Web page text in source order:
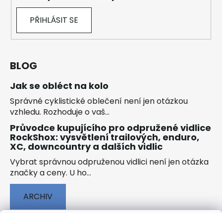
PŘIHLÁSIT SE
BLOG
Jak se obléct na kolo
Správné cyklistické oblečení není jen otázkou
vzhledu. Rozhoduje o vaš...
Průvodce kupujícího pro odpružené vidlice
RockShox: vysvětlení trailových, enduro,
XC, downcountry a dalších vidlic
Vybrat správnou odpruženou vidlici není jen otázka
značky a ceny. U ho...
ARCHIV